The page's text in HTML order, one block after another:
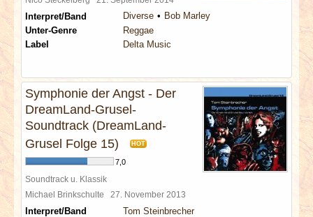
LINKS
Interpret/Band Diverse
Bob Marley
Unter-Genre
Reggae
Label
Delta Music
Symphonie der Angst - Der
DreamLand-Grusel-
Soundtrack (DreamLand-
Grusel Folge 15)
HOT
7,0
Soundtrack u. Klassik
Michael Brinkschulte 27. November 2013
Interpret/Band
Tom Steinbrecher